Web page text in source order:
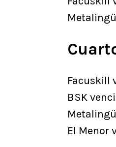
Facuskill
BSK
El Menor